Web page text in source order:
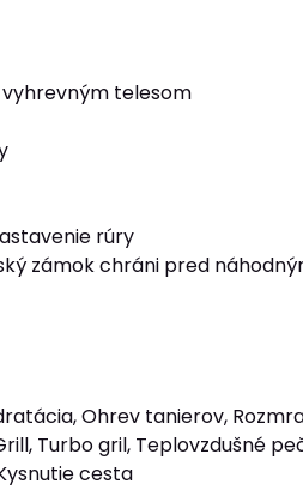
telesom
rúry
zámok chráni pred
Ohrev tanierov,
Turbo gril, Teplovzdušné
cesta